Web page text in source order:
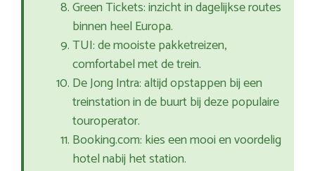
Green Tickets: inzicht in dagelijkse routes
binnen heel Europa.
TUI: de mooiste pakketreizen,
comfortabel met de trein.
De Jong Intra: altijd opstappen bij een
treinstation in de buurt bij deze populaire
touroperator.
Booking.com: kies een mooi en voordelig
hotel nabij het station.